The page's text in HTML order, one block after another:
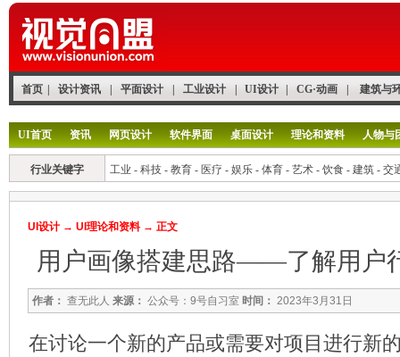
首页 设计资讯 平面设计 工业设计 UI设计 CG·动画 建筑与
UI首页 资讯 网页设计 软件界面 桌面设计 理论和资料 人物与
行业关键字 工业 - 科技 - 教育 - 医疗 - 娱乐 - 体育 - 艺术 - 饮食 - 建筑 - 交
UI设计 → UI理论和资料 → 正文
用户画像搭建思路——了解用户
作者： 查无此人 来源： 公众号：9号自习室 时间： 2023年3月31日
在讨论一个新的产品或需要对项目进行新